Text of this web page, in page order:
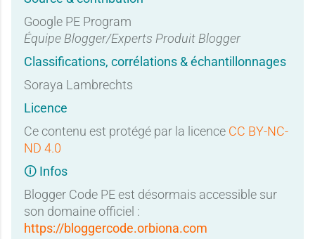
Google PE Program
Équipe Blogger/Experts Produit Blogger
Classifications, corrélations & échantillonnages
Soraya Lambrechts
Licence
Ce contenu est protégé par la licence CC BY-NC-
ND 4.0
🛈 Infos
Blogger Code PE est désormais accessible sur
son domaine officiel :
https://bloggercode.orbiona.com